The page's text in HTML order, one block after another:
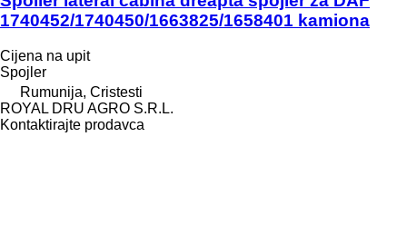
1740452/1740450/1663825/1658401 kamiona
Cijena na upit
Spojler
Rumunija, Cristesti
ROYAL DRU AGRO S.R.L.
Kontaktirajte prodavca